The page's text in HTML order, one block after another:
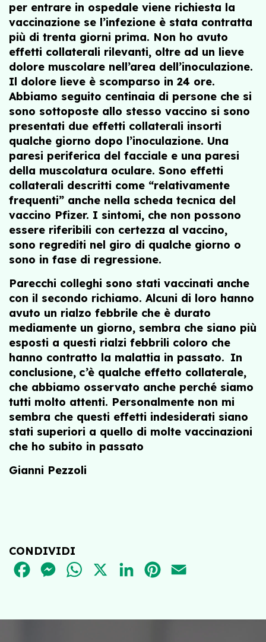
per entrare in ospedale viene richiesta la
vaccinazione se l’infezione è stata contratta
più di trenta giorni prima. Non ho avuto
effetti collaterali rilevanti, oltre ad un lieve
dolore muscolare nell’area dell’inoculazione.
Il dolore lieve è scomparso in 24 ore.
Abbiamo seguito centinaia di persone che si
sono sottoposte allo stesso vaccino si sono
presentati due effetti collaterali insorti
qualche giorno dopo l’inoculazione. Una
paresi periferica del facciale e una paresi
della muscolatura oculare. Sono effetti
collaterali descritti come “relativamente
frequenti” anche nella scheda tecnica del
vaccino Pfizer. I sintomi, che non possono
essere riferibili con certezza al vaccino,
sono regrediti nel giro di qualche giorno o
sono in fase di regressione.
Parecchi colleghi sono stati vaccinati anche
con il secondo richiamo. Alcuni di loro hanno
avuto un rialzo febbrile che è durato
mediamente un giorno, sembra che siano più
esposti a questi rialzi febbrili coloro che
hanno contratto la malattia in passato. In
conclusione, c’è qualche effetto collaterale,
che abbiamo osservato anche perché siamo
tutti molto attenti. Personalmente non mi
sembra che questi effetti indesiderati siano
stati superiori a quello di molte vaccinazioni
che ho subito in passato
Gianni Pezzoli
CONDIVIDI
FACEBOOKMESSENGER
WHATSAPPLINKEDINPINTEREST